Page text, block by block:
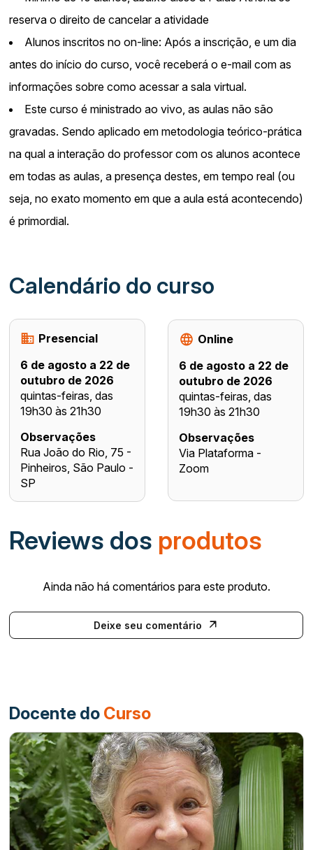
reserva o direito de cancelar a atividade
Alunos inscritos no on-line: Após a inscrição, e um dia
antes do início do curso, você receberá o e-mail com as
informações sobre como acessar a sala virtual.
Este curso é ministrado ao vivo, as aulas não são
gravadas. Sendo aplicado em metodologia teórico-prática
na qual a interação do professor com os alunos acontece
em todas as aulas, a presença destes, em tempo real (ou
seja, no exato momento em que a aula está acontecendo)
é primordial.
Calendário do curso
Presencial
6 de agosto a 22 de
outubro de 2026
quintas-feiras, das
19h30 às 21h30
Observações
Rua João do Rio, 75 -
Pinheiros, São Paulo -
SP
Online
6 de agosto a 22 de
outubro de 2026
quintas-feiras, das
19h30 às 21h30
Observações
Via Plataforma -
Zoom
Reviews dos produtos
Ainda não há comentários para este produto.
Deixe seu comentário
Docente do Curso